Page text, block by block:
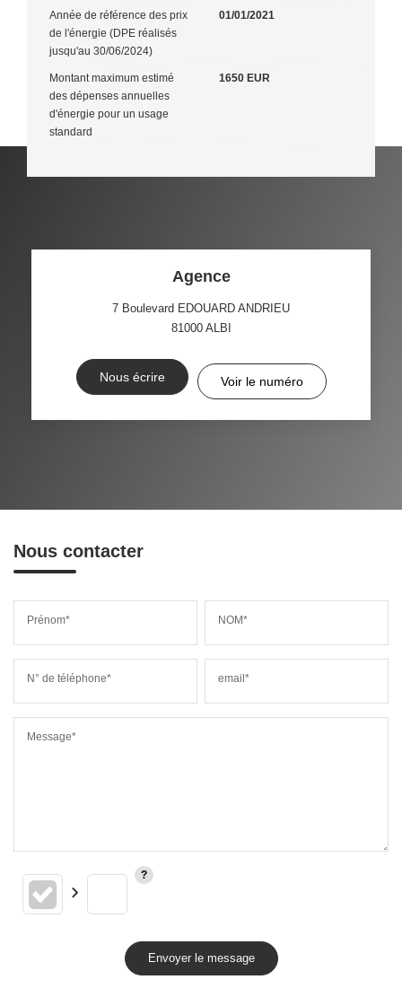
Année de référence des prix
de l'énergie (DPE réalisés
jusqu'au 30/06/2024)
01/01/2021
Montant maximum estimé
des dépenses annuelles
d'énergie pour un usage
standard
1650 EUR
Agence
7 Boulevard EDOUARD ANDRIEU
81000 ALBI
Nous écrire Voir le numéro
Nous contacter
Prénom* NOM*
N° de téléphone* email*
Message*
Envoyer le message